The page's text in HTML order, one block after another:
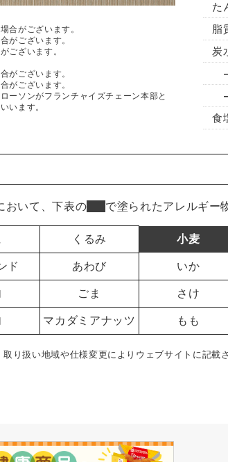
合がございます。
がございます。
ございます。
がございます。
がございます。
ーソンがフランチャイズチェーン本部と
います。
た
脂
炭
食
おいて、下表の で塗られたアレルギー
くるみ 小麦
ド あわび いか
ごま さけ
マカダミアナッツ もも
り扱い地域や仕様変更によりウェブサイトに記載